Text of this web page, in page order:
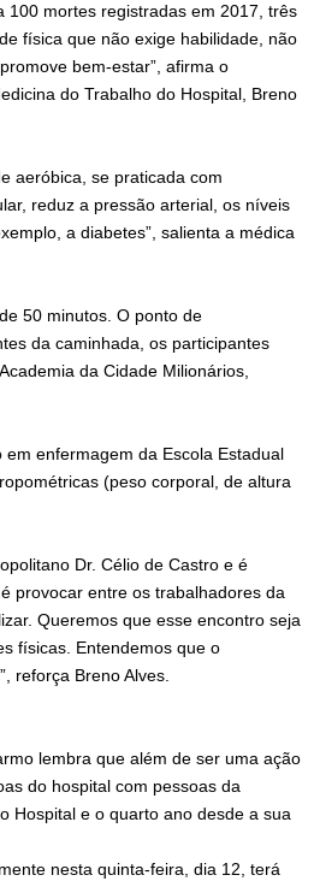
100 mortes registradas em 2017, três
física que não exige habilidade, não
bem-estar”, afirma o
do Trabalho do Hospital, Breno
aeróbica, se praticada com
reduz a pressão arterial, os níveis
a diabetes”, salienta a médica
50 minutos. O ponto de
da caminhada, os participantes
da Cidade Milionários,
enfermagem da Escola Estadual
(peso corporal, de altura
Dr. Célio de Castro e é
provocar entre os trabalhadores da
Queremos que esse encontro seja
físicas. Entendemos que o
reforça Breno Alves.
lembra que além de ser uma ação
do hospital com pessoas da
Hospital e o quarto ano desde a sua
nesta quinta-feira, dia 12, terá